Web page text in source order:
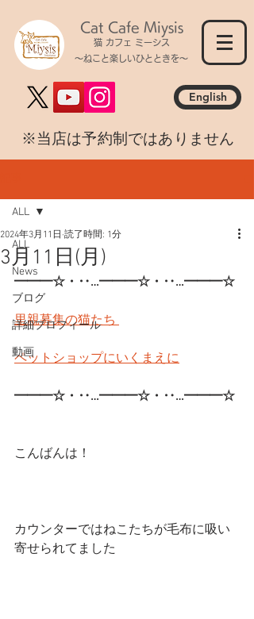
Cat Cafe Miysis
猫 カフェ ミーシス
～ねこと楽しいひとときを～
English
​※当店は予約制ではありません
ALL
News
ブログ
詳細プロフィール
動画
ALL
3月11日(月)
2024年3月11日 読了時間: 1分
━━━☆・‥…━━━☆・‥…━━━☆
里親募集の猫たち
ペットショップにいくまえに
━━━☆・‥…━━━☆・‥…━━━☆
こんばんは！
カウンターではねこたちが毛布に吸い
寄せられてました